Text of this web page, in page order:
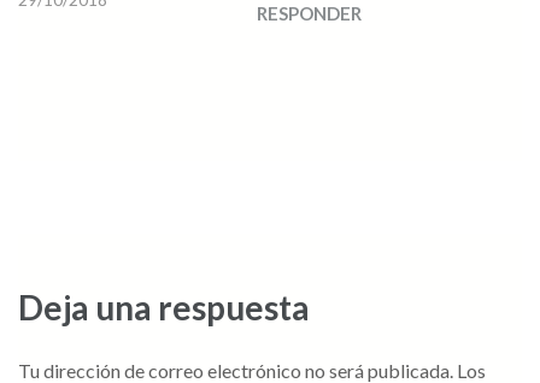
RESPONDER
Deja una respuesta
Tu dirección de correo electrónico no será publicada. Los